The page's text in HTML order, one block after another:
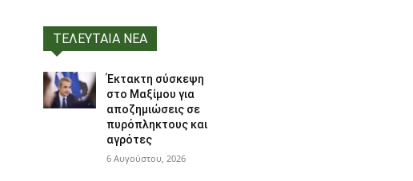
ΤΕΛΕΥΤΑΙΑ ΝΕΑ
Έκτακτη σύσκεψη
στο Μαξίμου για
αποζημιώσεις σε
πυρόπληκτους και
αγρότες
6 Αυγούστου, 2026